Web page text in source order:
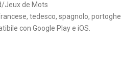
Jeux de Mots
tedesco, spagnolo,
con Google Play e iOS.